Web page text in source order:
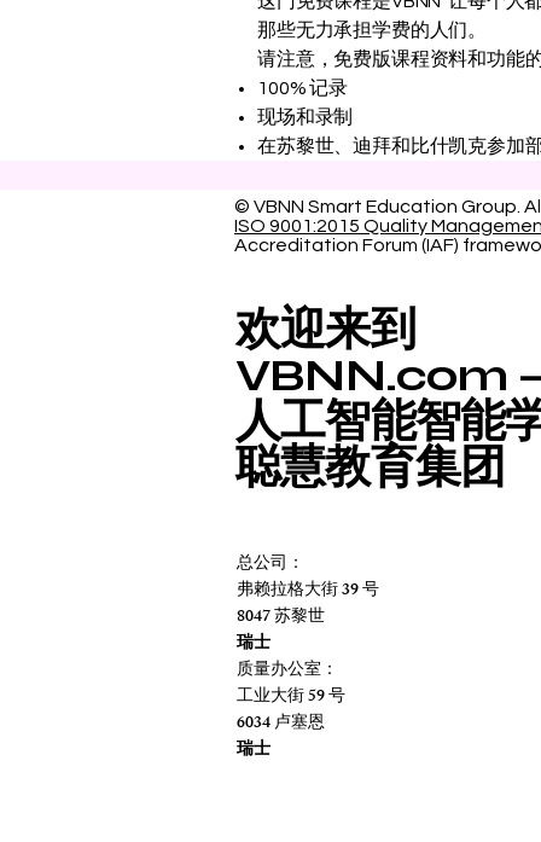
那些无力承担学费的人们。
请注意，免费版课程资料和功能
100% 记录
现场和录制
在苏黎世、迪拜和比什凯克参加
© VBNN Smart Education Group.
ISO 9001:2015 Quality
Accreditation Forum (IAF)
欢迎来到
VBNN.com –
人工智能智能
聪慧教育集团
总公司：
弗赖拉格大街 39 号
8047 苏黎世
瑞士
质量办公室：
工业大街 59 号
6034 卢塞恩
瑞士